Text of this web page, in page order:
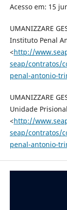
Acesso em: 15
UMANIZZARE
Instituto Penal
<http://
seap/contratos/
penal-antonio-
UMANIZZARE
Unidade
<http://
seap/contratos/
penal-antonio-